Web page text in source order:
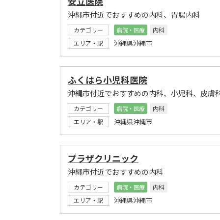
沖縄市付近でおすすめの内科、胃腸内科
カテゴリー 病院・医療
内科
エリア・駅
沖縄県沖縄市
ふくはら小児科医院
沖縄市付近でおすすめの内科、小児科、皮膚
カテゴリー 病院・医療
内科
エリア・駅
沖縄県沖縄市
プラザクリニック
沖縄市付近でおすすめの内科
カテゴリー 病院・医療
内科
エリア・駅
沖縄県沖縄市